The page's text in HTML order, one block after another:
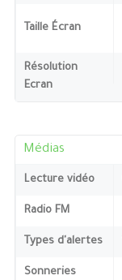
Taille Écran
Résolution
Ecran
Médias
Lecture vidéo
Radio FM
Types d'alertes
Sonneries